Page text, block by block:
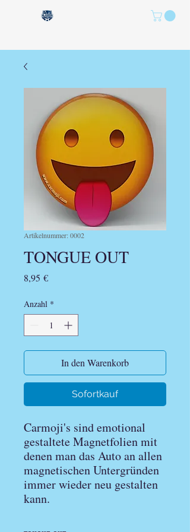
Artikelnummer: 0002
TONGUE OUT
8,95 €Preis
Anzahl *
In den Warenkorb
Sofortkauf
Carmoji's sind emotional
gestaltete Magnetfolien mit
denen man das Auto an allen
magnetischen Untergründen
immer wieder neu gestalten
kann.